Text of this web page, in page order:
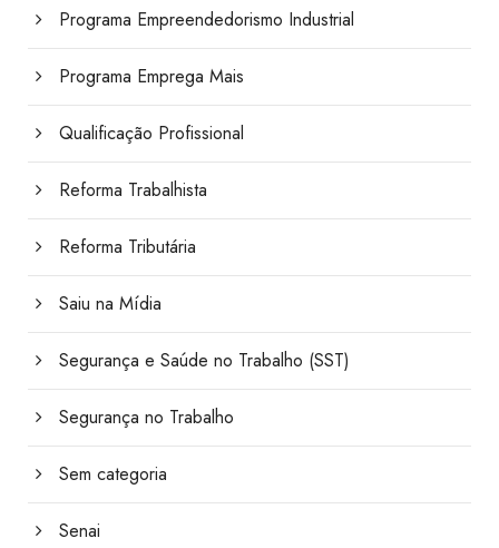
Programa Empreendedorismo Industrial
Programa Emprega Mais
Qualificação Profissional
Reforma Trabalhista
Reforma Tributária
Saiu na Mídia
Segurança e Saúde no Trabalho (SST)
Segurança no Trabalho
Sem categoria
Senai